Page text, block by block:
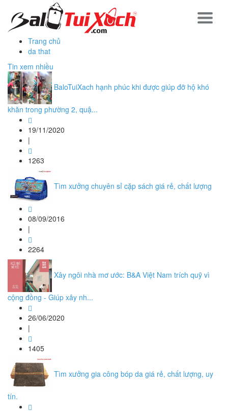
Trang chủ
da that
Tin xem nhiều
BaloTuiXach hạnh phúc khi được giúp đỡ hộ khó
khăn trong phường 2, quậ...
19/11/2020
|
1263
Tìm xưởng chuyên sỉ cặp sách giá rẻ, chất lượng
08/09/2016
|
2264
Xây ngôi nhà mơ ước: B&A Việt Nam trích quỹ vì
cộng đồng - Giúp xây nh...
26/06/2020
|
1405
Tìm xưởng gia công bóp da giá rẻ, chất lượng, uy
tín.